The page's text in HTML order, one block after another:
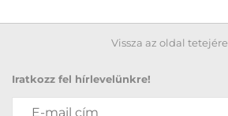
Vissza az oldal tetejére
Iratkozz fel hírlevelünkre!